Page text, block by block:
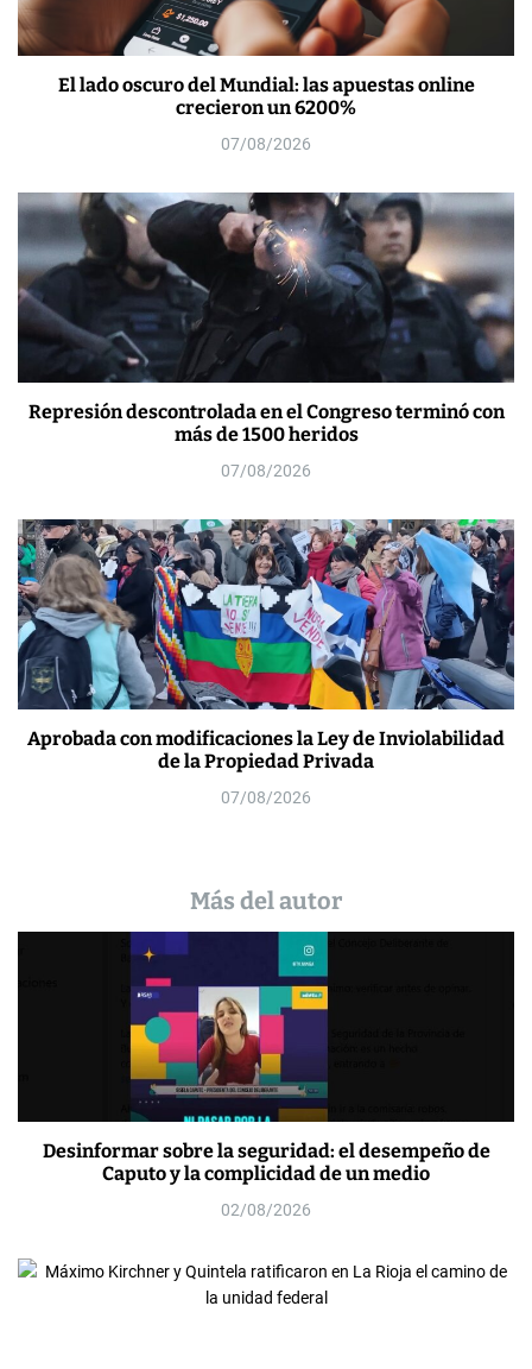
El lado oscuro del Mundial: las apuestas online
crecieron un 6200%
07/08/2026
Represión descontrolada en el Congreso terminó con
más de 1500 heridos
07/08/2026
Aprobada con modificaciones la Ley de Inviolabilidad
de la Propiedad Privada
07/08/2026
Más del autor
Desinformar sobre la seguridad: el desempeño de
Caputo y la complicidad de un medio
02/08/2026